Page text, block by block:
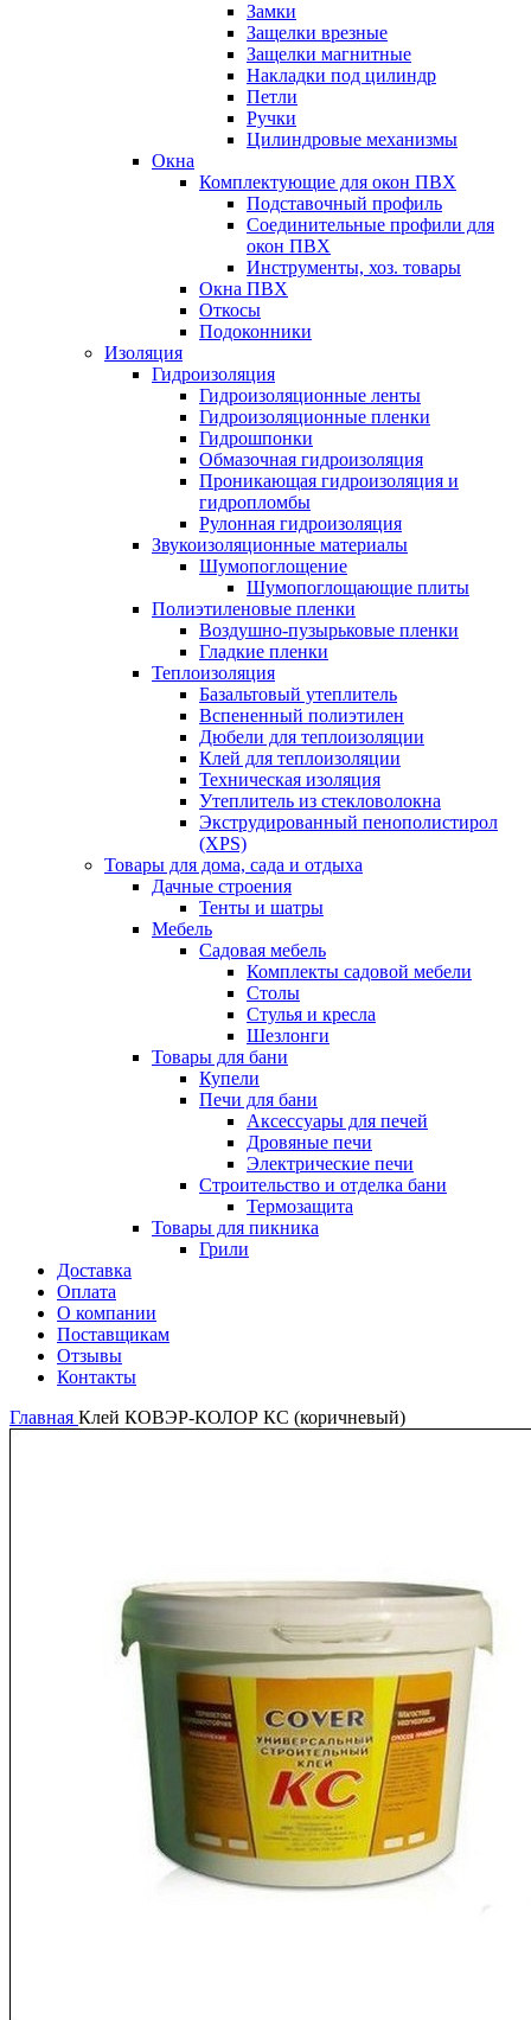
Замки
Защелки врезные
Защелки магнитные
Накладки под цилиндр
Петли
Ручки
Цилиндровые механизмы
Окна
Комплектующие для окон ПВХ
Подставочный профиль
Соединительные профили для
окон ПВХ
Инструменты, хоз. товары
Окна ПВХ
Откосы
Подоконники
Изоляция
Гидроизоляция
Гидроизоляционные ленты
Гидроизоляционные пленки
Гидрошпонки
Обмазочная гидроизоляция
Проникающая гидроизоляция и
гидропломбы
Рулонная гидроизоляция
Звукоизоляционные материалы
Шумопоглощение
Шумопоглощающие плиты
Полиэтиленовые пленки
Воздушно-пузырьковые пленки
Гладкие пленки
Теплоизоляция
Базальтовый утеплитель
Вспененный полиэтилен
Дюбели для теплоизоляции
Клей для теплоизоляции
Техническая изоляция
Утеплитель из стекловолокна
Экструдированный пенополистирол
(XPS)
Товары для дома, сада и отдыха
Дачные строения
Тенты и шатры
Мебель
Садовая мебель
Комплекты садовой мебели
Столы
Стулья и кресла
Шезлонги
Товары для бани
Купели
Печи для бани
Аксессуары для печей
Дровяные печи
Электрические печи
Строительство и отделка бани
Термозащита
Товары для пикника
Грили
Доставка
Оплата
О компании
Поставщикам
Отзывы
Контакты
Главная Клей КОВЭР-КОЛОР КС (коричневый)